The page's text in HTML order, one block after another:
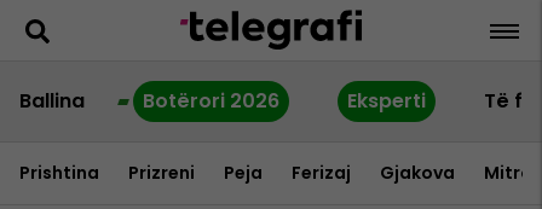
Ballina Botërori 2026 Eksperti Të
Prishtina Prizreni Peja Ferizaj Gjakova